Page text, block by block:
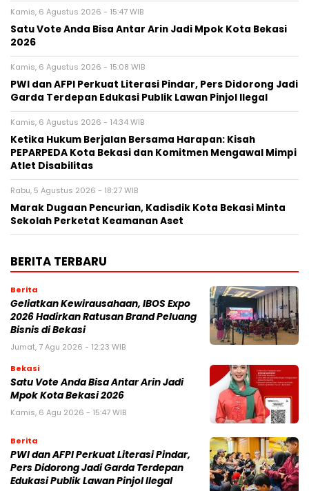
Kamis, 6 Agustus 2026 - 15:47 WIB
Satu Vote Anda Bisa Antar Arin Jadi Mpok Kota Bekasi
2026
Kamis, 6 Agustus 2026 - 15:08 WIB
PWI dan AFPI Perkuat Literasi Pindar, Pers Didorong Jadi
Garda Terdepan Edukasi Publik Lawan Pinjol Ilegal
Kamis, 6 Agustus 2026 - 14:34 WIB
Ketika Hukum Berjalan Bersama Harapan: Kisah
PEPARPEDA Kota Bekasi dan Komitmen Mengawal Mimpi
Atlet Disabilitas
Rabu, 5 Agustus 2026 - 18:27 WIB
‎Marak Dugaan Pencurian, Kadisdik Kota Bekasi Minta
Sekolah Perketat Keamanan Aset
BERITA TERBARU
Berita
‎Geliatkan Kewirausahaan, IBOS Expo
2026 Hadirkan Ratusan Brand Peluang
Bisnis di Bekasi
Jumat, 7 Agu 2026 - 12:23 WIB
Bekasi
Satu Vote Anda Bisa Antar Arin Jadi
Mpok Kota Bekasi 2026
Kamis, 6 Agu 2026 - 15:47 WIB
Berita
PWI dan AFPI Perkuat Literasi Pindar,
Pers Didorong Jadi Garda Terdepan
Edukasi Publik Lawan Pinjol Ilegal